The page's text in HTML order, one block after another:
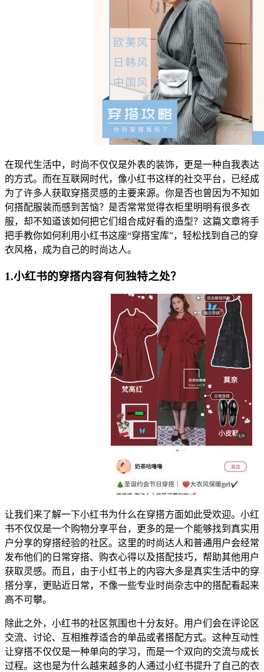
在现代生活中，时尚不仅仅是外表的装饰，更是一种自我表达
的方式。而在互联网时代，像小红书这样的社交平台，已经成
为了许多人获取穿搭灵感的主要来源。你是否也曾因为不知如
何搭配服装而感到苦恼？是否常常觉得衣柜里明明有很多衣
服，却不知道该如何把它们组合成好看的造型？这篇文章将手
把手教你如何利用小红书这座“穿搭宝库”，轻松找到自己的穿
衣风格，成为自己的时尚达人。
1.小红书的穿搭内容有何独特之处？
让我们来了解一下小红书为什么在穿搭方面如此受欢迎。小红
书不仅仅是一个购物分享平台，更多的是一个能够找到真实用
户分享的穿搭经验的社区。这里的时尚达人和普通用户会经常
发布他们的日常穿搭、购衣心得以及搭配技巧，帮助其他用户
获取灵感。而且，由于小红书上的内容大多是真实生活中的穿
搭分享，更贴近日常，不像一些专业时尚杂志中的搭配看起来
高不可攀。
除此之外，小红书的社区氛围也十分友好。用户们会在评论区
交流、讨论、互相推荐适合的单品或者搭配方式。这种互动性
让穿搭不仅仅是一种单向的学习，而是一个双向的交流与成长
过程。这也是为什么越来越多的人通过小红书提升了自己的衣